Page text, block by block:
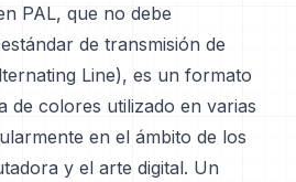
PAL, que no debe
de transmisión de
Line), es un formato
de colores utilizado en varias
en el ámbito de los
y el arte digital. Un